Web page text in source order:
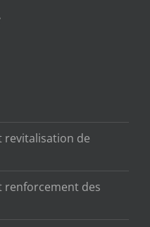
revitalisation de
renforcement des